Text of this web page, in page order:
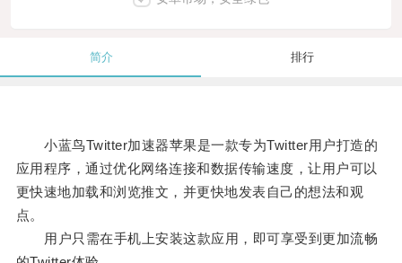
简介 排行
小蓝鸟Twitter加速器苹果是一款专为Twitter用户打造的
应用程序，通过优化网络连接和数据传输速度，让用户可以
更快速地加载和浏览推文，并更快地发表自己的想法和观
点。
用户只需在手机上安装这款应用，即可享受到更加流畅